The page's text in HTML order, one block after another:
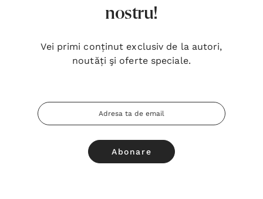
nostru!
Vei primi conținut exclusiv de la autori,
noutăți şi oferte speciale.
Adresa
Email